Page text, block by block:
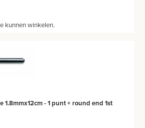
kunnen winkelen.
1.8mmx12cm - 1 punt + round end 1st